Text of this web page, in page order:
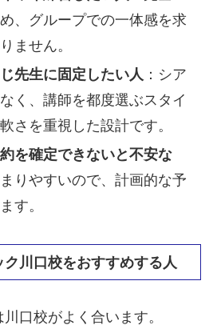
、グループでの一体感を求
ません。
先生に固定したい人 ：シア
く、講師を都度選ぶスタイ
さを重視した設計です。
を確定できないと不安な
りやすいので、計画的な予
す。
川口校をおすすめする人
口校がよく合います。